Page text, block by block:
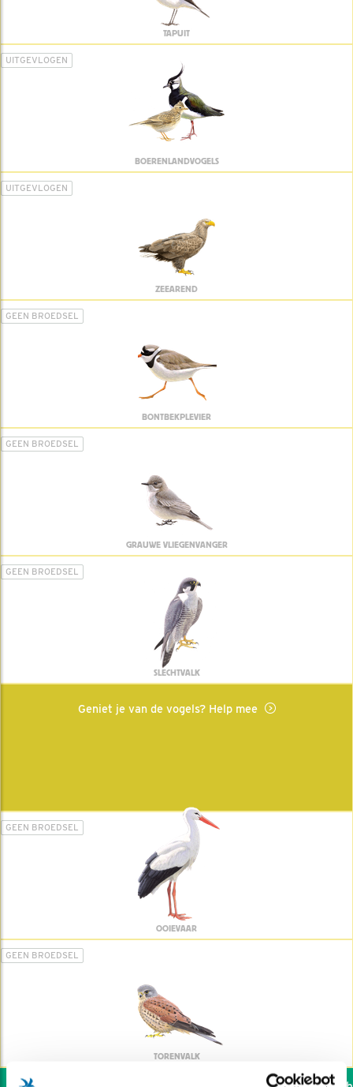
TAPUIT
UITGEVLOGEN
BOERENLANDVOGELS
UITGEVLOGEN
ZEEAREND
GEEN BROEDSEL
BONTBEKPLEVIER
GEEN BROEDSEL
GRAUWE VLIEGENVANGER
GEEN BROEDSEL
SLECHTVALK
Geniet je van de vogels? Help mee
GEEN BROEDSEL
OOIEVAAR
GEEN BROEDSEL
TORENVALK